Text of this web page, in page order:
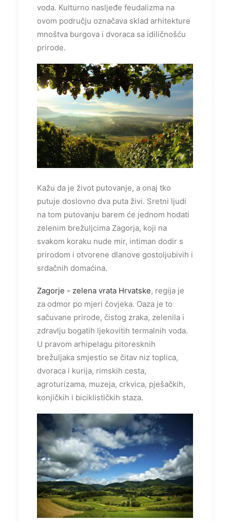
voda. Kulturno nasljeđe feudalizma na
ovom području označava sklad arhitekture
mnoštva burgova i dvoraca sa idiličnošću
prirode.
Kažu da je život putovanje, a onaj tko
putuje doslovno dva puta živi. Sretni ljudi
na tom putovanju barem će jednom hodati
zelenim brežuljcima Zagorja, koji na
svakom koraku nude mir, intiman dodir s
prirodom i otvorene dlanove gostoljubivih i
srdačnih domaćina.
Zagorje - zelena vrata Hrvatske, regija je
za odmor po mjeri čovjeka. Oaza je to
sačuvane prirode, čistog zraka, zelenila i
zdravlju bogatih ljekovitih termalnih voda.
U pravom arhipelagu pitoresknih
brežuljaka smjestio se čitav niz toplica,
dvoraca i kurija, rimskih cesta,
agroturizama, muzeja, crkvica, pješačkih,
konjičkih i biciklističkih staza.